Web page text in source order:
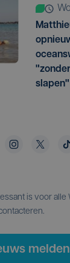
slapen"
is voor alle
melden